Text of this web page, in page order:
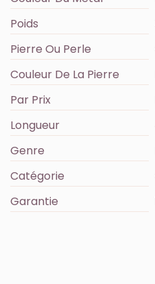
Poids
Pierre Ou Perle
Couleur De La Pierre
Par Prix
Longueur
Genre
Catégorie
Garantie